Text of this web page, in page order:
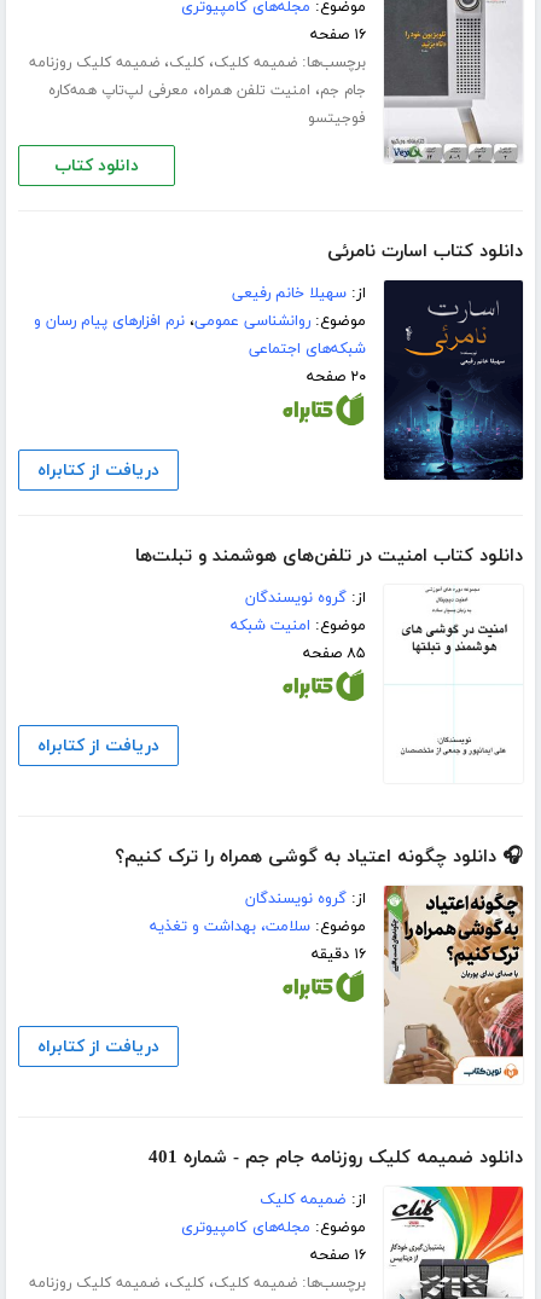
موضوع: مجله‌های کامپیوتری
۱۶ صفحه
برچسب‌ها:ضمیمه کلیک،کلیک،ضمیمه کلیک روزنامه
جام جم، امنیت تلفن همراه، معرفی لپ‌تاپ همه‌کاره
فوجیتسو
دانلود کتاب
دانلود کتاب اسارت نامرئی
از:سهیلا خانم رفیعی
موضوع:روانشناسی عمومی،نرم افزارهای پیام رسان و
شبکه‌های اجتماعی
۲۰ صفحه
دریافت از کتابراه
دانلود کتاب ﺍﻣﻨﻴﺖ ﺩﺭ ﺗﻠﻔﻦ‌ﻫﺎﯼ ﻫﻮﺷﻤﻨﺪ ﻭ ﺗﺒﻠﺖ‌ﻫﺎ
از:گروه نویسندگان
موضوع: امنیت شبکه
۸۵ صفحه
دریافت از کتابراه
🎧 دانلود چگونه اعتیاد به گوشی همراه را ترک کنیم؟
از:گروه نویسندگان
موضوع:سلامت، بهداشت و تغذیه
۱۶ دقیقه
دریافت از کتابراه
دانلود ضمیمه کلیک روزنامه جام جم - شماره 401
از: ضمیمه کلیک
موضوع: مجله‌های کامپیوتری
۱۶ صفحه
برچسب‌ها:ضمیمه کلیک،کلیک،ضمیمه کلیک روزنامه